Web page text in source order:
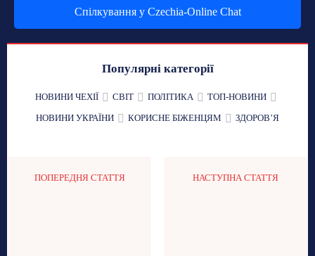
Спілкування у Czechia-Online Chat
Популярні категорії
НОВИНИ ЧЕХІЇ СВІТ ПОЛІТИКА
ТОП-НОВИНИ
НОВИНИ УКРАЇНИ
КОРИСНЕ БІЖЕНЦЯМ ЗДОРОВʼЯ
ПОПЕРЕДНЯ СТАТТЯ НАСТУПНА СТАТТЯ